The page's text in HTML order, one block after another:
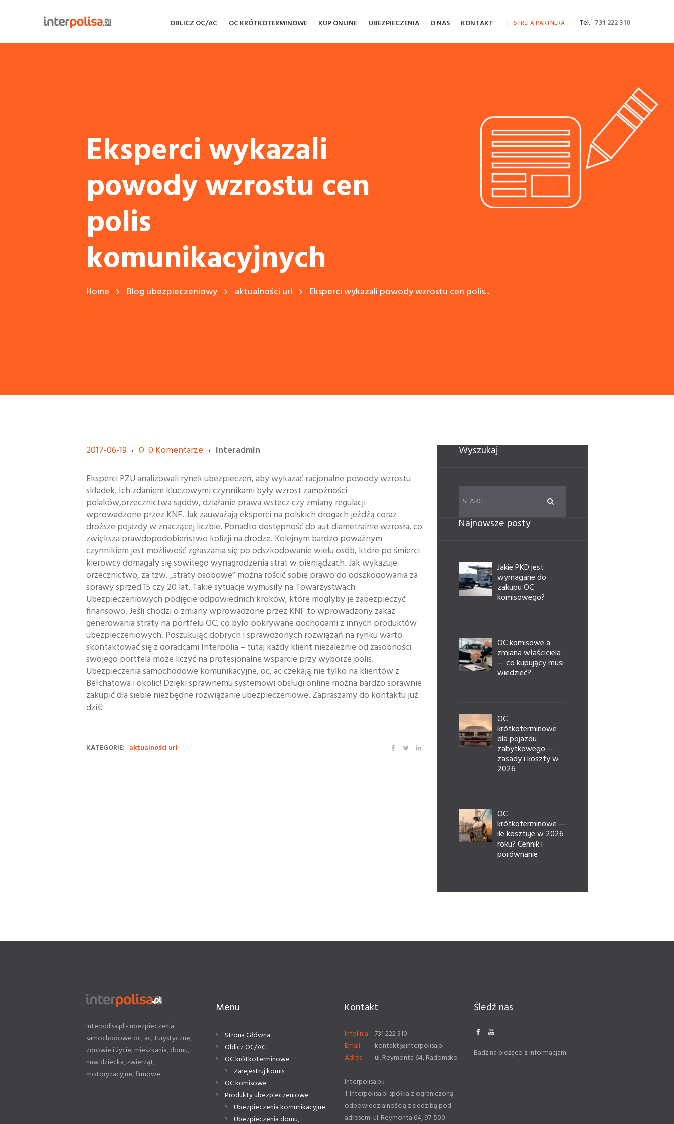
OBLICZ OC/AC OC KRÓTKOTERMINOWE KUP ONLINE UBEZPIECZENIA O NAS KONTAKT Tel. 731 222 310
STREFA PARTNERA
Eksperci wykazali
powody wzrostu cen
polis
komunikacyjnych
Home Blog ubezpieczeniowy aktualności url Eksperci wykazali powody wzrostu cen polis...
2017-06-19 0Komentarze
interadmin
Eksperci PZU analizowali rynek ubezpieczeń, aby wykazać racjonalne powody wzrostu
składek. Ich zdaniem kluczowymi czynnikami były wzrost zamożności
polaków,orzecznictwa sądów, działanie prawa wstecz czy zmiany regulacji
wprowadzone przez KNF. Jak zauważają eksperci na polskich drogach jeżdżą coraz
droższe pojazdy w znaczącej liczbie. Ponadto dostępność do aut diametralnie wzrosła, co
zwiększa prawdopodobieństwo kolizji na drodze. Kolejnym bardzo poważnym
czynnikiem jest możliwość zgłaszania się po odszkodowanie wielu osób, które po śmierci
kierowcy domagały się sowitego wynagrodzenia strat w pieniądzach. Jak wykazuje
orzecznictwo, za tzw. „straty osobowe” można rościć sobie prawo do odszkodowania za
sprawy sprzed 15 czy 20 lat. Takie sytuacje wymusiły na Towarzystwach
Ubezpieczeniowych podjęcie odpowiednich kroków, które mogłyby je zabezpieczyć
finansowo. Jeśli chodzi o zmiany wprowadzone przez KNF to wprowadzony zakaz
generowania straty na portfelu OC, co było pokrywane dochodami z innych produktów
ubezpieczeniowych. Poszukując dobrych i sprawdzonych rozwiązań na rynku warto
skontaktować się z doradcami Interpolia – tutaj każdy klient niezależnie od zasobności
swojego portfela może liczyć na profesjonalne wsparcie przy wyborze polis.
Ubezpieczenia samochodowe komunikacyjne, oc, ac czekają nie tylko na klientów z
Bełchatowa i okolic! Dzięki sprawnemu systemowi obsługi online można bardzo sprawnie
zakupić dla siebie niezbędne rozwiązanie ubezpieczeniowe. Zapraszamy do kontaktu już
dziś!
KATEGORIE: aktualności url
Wyszukaj
Najnowsze posty
Jakie PKD jest
wymagane do
zakupu OC
komisowego?
OC komisowe a
zmiana właściciela
— co kupujący musi
wiedzieć?
OC
krótkoterminowe
dla pojazdu
zabytkowego —
zasady i koszty w
2026
OC
krótkoterminowe —
ile kosztuje w 2026
roku? Cennik i
porównanie
Interpolisa.pl - ubezpieczenia
samochodowe oc, ac, turystyczne,
zdrowie i życie, mieszkania, domu,
nnw dziecka, zwierząt,
motoryzacyjne, firmowe.
Menu
Strona Główna
Oblicz OC/AC
OC krótkoterminowe
Zarejestruj komis
OC komisowe
Produkty ubezpieczeniowe
Ubezpieczenia komunikacyjne
Ubezpieczenia domu,
Kontakt
Infolinia
731 222 310
Email
kontakt@interpolisa.pl
Adres
ul. Reymonta 64, Radomsko
Interpolisa.pl:
1. Interpolisa.pl spółka z ograniczoną
odpowiedzialnością z siedzibą pod
adresem: ul. Reymonta 64, 97-500
Śledź nas
Badź na bieżąco z informacjami